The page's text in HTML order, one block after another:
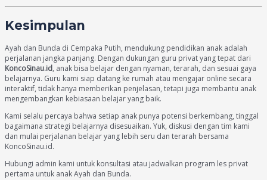
Kesimpulan
Ayah dan Bunda di Cempaka Putih, mendukung pendidikan anak adalah
perjalanan jangka panjang. Dengan dukungan guru privat yang tepat dari
KoncoSinau.id, anak bisa belajar dengan nyaman, terarah, dan sesuai gaya
belajarnya. Guru kami siap datang ke rumah atau mengajar online secara
interaktif, tidak hanya memberikan penjelasan, tetapi juga membantu anak
mengembangkan kebiasaan belajar yang baik.
Kami selalu percaya bahwa setiap anak punya potensi berkembang, tinggal
bagaimana strategi belajarnya disesuaikan. Yuk, diskusi dengan tim kami
dan mulai perjalanan belajar yang lebih seru dan terarah bersama
KoncoSinau.id.
Hubungi admin kami untuk konsultasi atau jadwalkan program les privat
pertama untuk anak Ayah dan Bunda.